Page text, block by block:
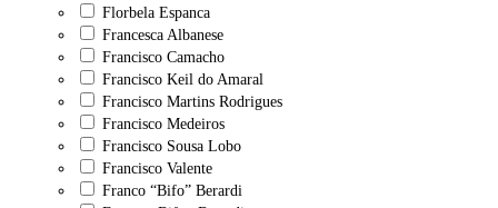
Florbela Espanca
Francesca Albanese
Francisco Camacho
Francisco Keil do Amaral
Francisco Martins Rodrigues
Francisco Medeiros
Francisco Sousa Lobo
Francisco Valente
Franco “Bifo” Berardi